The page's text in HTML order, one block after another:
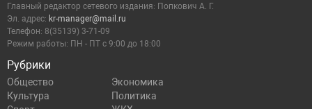
Рубрики
Общество
Экономика
Культура
Политика
Главный редактор сетевого издания: Попкович А. Г.
Эл. адрес: kr-manager@mail.ru
Телефон: 8(35139) 3-71-09
Режим работы: ПН - ПТ с 9:00 до 18:00